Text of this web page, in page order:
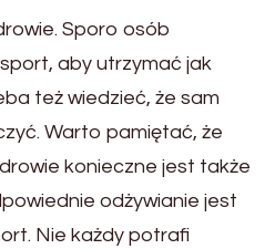
Sporo osób
aby utrzymać jak
też wiedzieć, że sam
Warto pamiętać, że
konieczne jest także
odżywianie jest
Nie każdy potrafi